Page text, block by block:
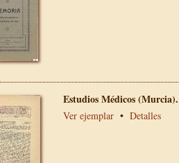
Estudios Médicos (Murcia).
Ver ejemplar • Detalles